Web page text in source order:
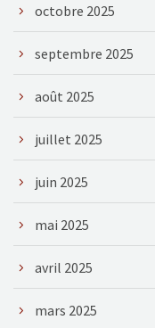
octobre 2025
septembre 2025
août 2025
juillet 2025
juin 2025
mai 2025
avril 2025
mars 2025